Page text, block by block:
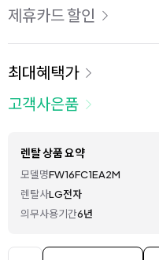
제휴카드 할인
최대혜택가
고객사은품
렌탈 상품 요약
모델명FW16FC1EA2M
렌탈사LG전자
의무사용기간6년